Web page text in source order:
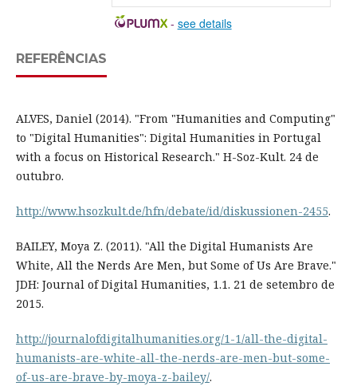
- see details
REFERÊNCIAS
ALVES, Daniel (2014). "From "Humanities and Computing"
to "Digital Humanities": Digital Humanities in Portugal
with a focus on Historical Research." H-Soz-Kult. 24 de
outubro.
http://www.hsozkult.de/hfn/debate/id/diskussionen-2455.
BAILEY, Moya Z. (2011). "All the Digital Humanists Are
White, All the Nerds Are Men, but Some of Us Are Brave."
JDH: Journal of Digital Humanities, 1.1. 21 de setembro de
2015.
http://journalofdigitalhumanities.org/1-1/all-the-digital-
humanists-are-white-all-the-nerds-are-men-but-some-
of-us-are-brave-by-moya-z-bailey/.